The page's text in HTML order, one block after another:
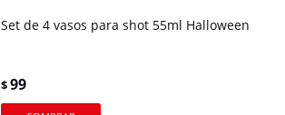
Set de 4 vasos para shot 55ml Halloween
$99